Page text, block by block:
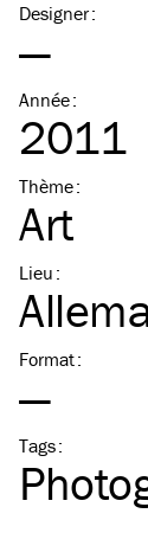
Designer:
—
Année:
2011
Thème:
Art
Lieu :
Format:
—
Tags: